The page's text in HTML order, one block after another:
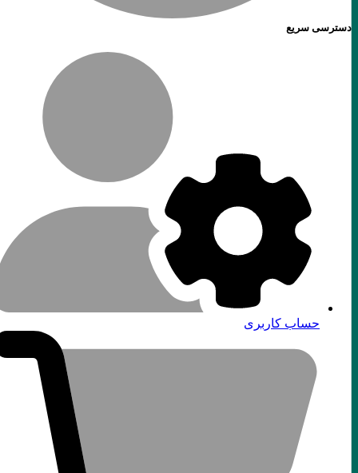
دسترسی سریع
حساب کاربری